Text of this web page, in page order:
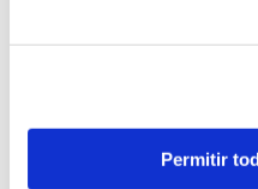
Permitir
DE METACRILATO Y